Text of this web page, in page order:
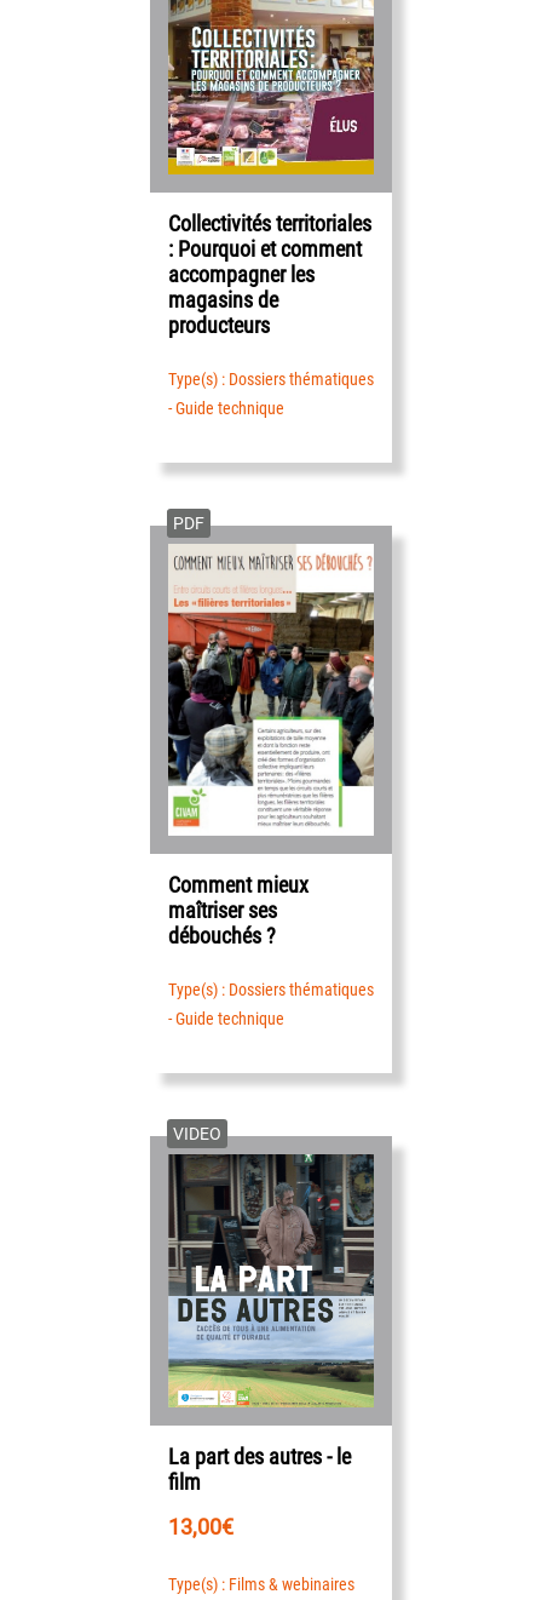
Collectivités territoriales
: Pourquoi et comment
accompagner les
magasins de
producteurs
Type(s) : Dossiers thématiques
- Guide technique
PDF
Comment mieux
maîtriser ses
débouchés ?
Type(s) : Dossiers thématiques
- Guide technique
VIDEO
La part des autres - le
film
13,00€
Type(s) : Films & webinaires